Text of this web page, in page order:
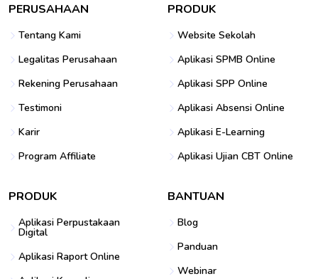
PERUSAHAAN
Tentang Kami
Legalitas Perusahaan
Rekening Perusahaan
Testimoni
Karir
Program Affiliate
PRODUK
Website Sekolah
Aplikasi SPMB Online
Aplikasi SPP Online
Aplikasi Absensi Online
Aplikasi E-Learning
Aplikasi Ujian CBT Online
PRODUK
Aplikasi Perpustakaan
Digital
Aplikasi Raport Online
BANTUAN
Blog
Panduan
Webinar